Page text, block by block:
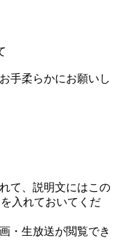
手柔らかにお願いし
て、説明文にはこの
入れておいてくだ
・生放送が閲覧でき